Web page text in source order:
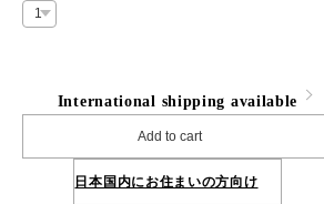
International shipping available
Add to cart
日本国内にお住まいの方向け